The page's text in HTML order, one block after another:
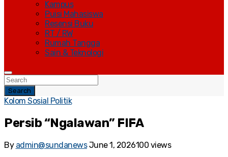
Kampus
Puisi Mahasiswa
Resensi Buku
RT / RW
Rumah Tangga
Sain & Teknologi
Search
Kolom Sosial Politik
Persib “Ngalawan” FIFA
By admin@sundanews June 1, 2026100 views